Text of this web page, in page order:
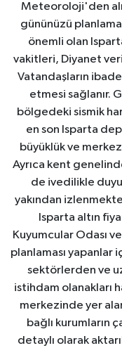
Meteoroloji'den
gününüzü
önemli olan
vakitleri, Diyanet
Vatandaşların
etmesi sağlanır.
bölgedeki sismik
en son Isparta
büyüklük ve merkez
Ayrıca kent
de ivedilikle
yakından
Isparta altın
Kuyumcular Odası
planlaması yapanlar
sektörlerden ve
istihdam olanakları
merkezinde yer
bağlı kurumların
detaylı olarak